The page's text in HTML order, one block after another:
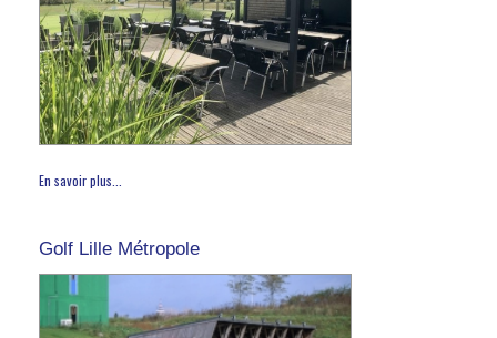
En savoir plus...
Golf Lille Métropole